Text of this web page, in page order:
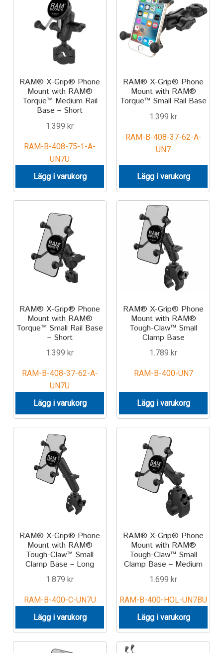
TILL FÖRETAG
Gun Holster
Handheld Computer
Monitor
Printer
Speaker
Forklift
Lift Truck
Produkter efter varumärken
Om oss
RAM® X-Grip® Phone
Mount with RAM®
Torque™ Medium Rail
Base – Short
1.399 kr
RAM-B-408-75-1-A-
UN7U
Lägg i varukorg
RAM® X-Grip® Phone
Mount with RAM®
Torque™ Small Rail Base
1.399 kr
RAM-B-408-37-62-A-
UN7
Lägg i varukorg
RAM® X-Grip® Phone
Mount with RAM®
Torque™ Small Rail Base
– Short
1.399 kr
RAM-B-408-37-62-A-
UN7U
Lägg i varukorg
RAM® X-Grip® Phone
Mount with RAM®
Tough-Claw™ Small
Clamp Base
1.789 kr
RAM-B-400-UN7
Lägg i varukorg
RAM® X-Grip® Phone
Mount with RAM®
Tough-Claw™ Small
Clamp Base – Long
1.879 kr
RAM-B-400-C-UN7U
Lägg i varukorg
RAM® X-Grip® Phone
Mount with RAM®
Tough-Claw™ Small
Clamp Base – Medium
1.699 kr
RAM-B-400-HOL-UN7BU
Lägg i varukorg